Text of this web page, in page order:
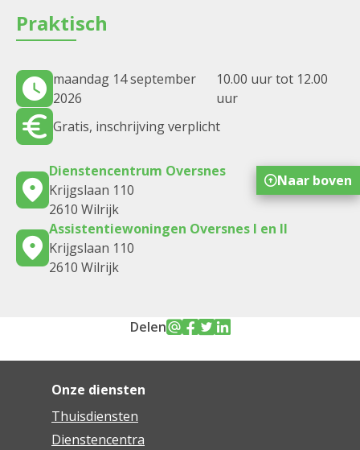
Praktisch
maandag 14 september
2026
10.00 uur tot 12.00
uur
Gratis, inschrijving verplicht
Dienstencentrum Oversnes
Krijgslaan 110
2610 Wilrijk
Assistentiewoningen Oversnes I en II
Krijgslaan 110
2610 Wilrijk
Delen
Onze diensten
Thuisdiensten
Dienstencentra
Naar boven